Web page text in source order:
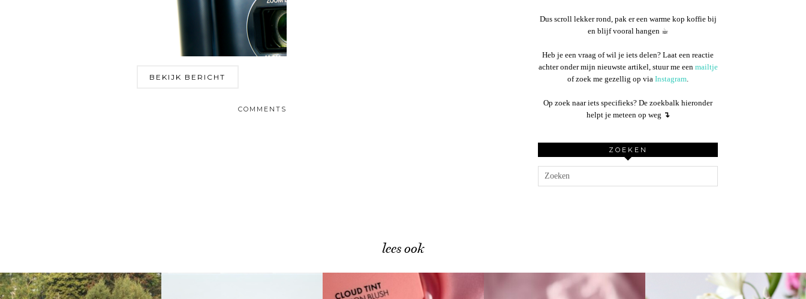
BEKIJK BERICHT
COMMENTS
Dus scroll lekker rond, pak er een warme kop koffie bij
en blijf vooral hangen ☕︎
Heb je een vraag of wil je iets delen? Laat een reactie
achter onder mijn nieuwste artikel, stuur me een mailtje
of zoek me gezellig op via Instagram.
Op zoek naar iets specifieks? De zoekbalk hieronder
helpt je meteen op weg ↴
ZOEKEN
lees ook